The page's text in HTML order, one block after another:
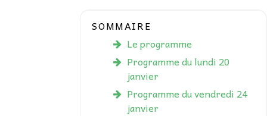
SOMMAIRE
Le programme
Programme du lundi 20
janvier
Programme du vendredi 24
janvier